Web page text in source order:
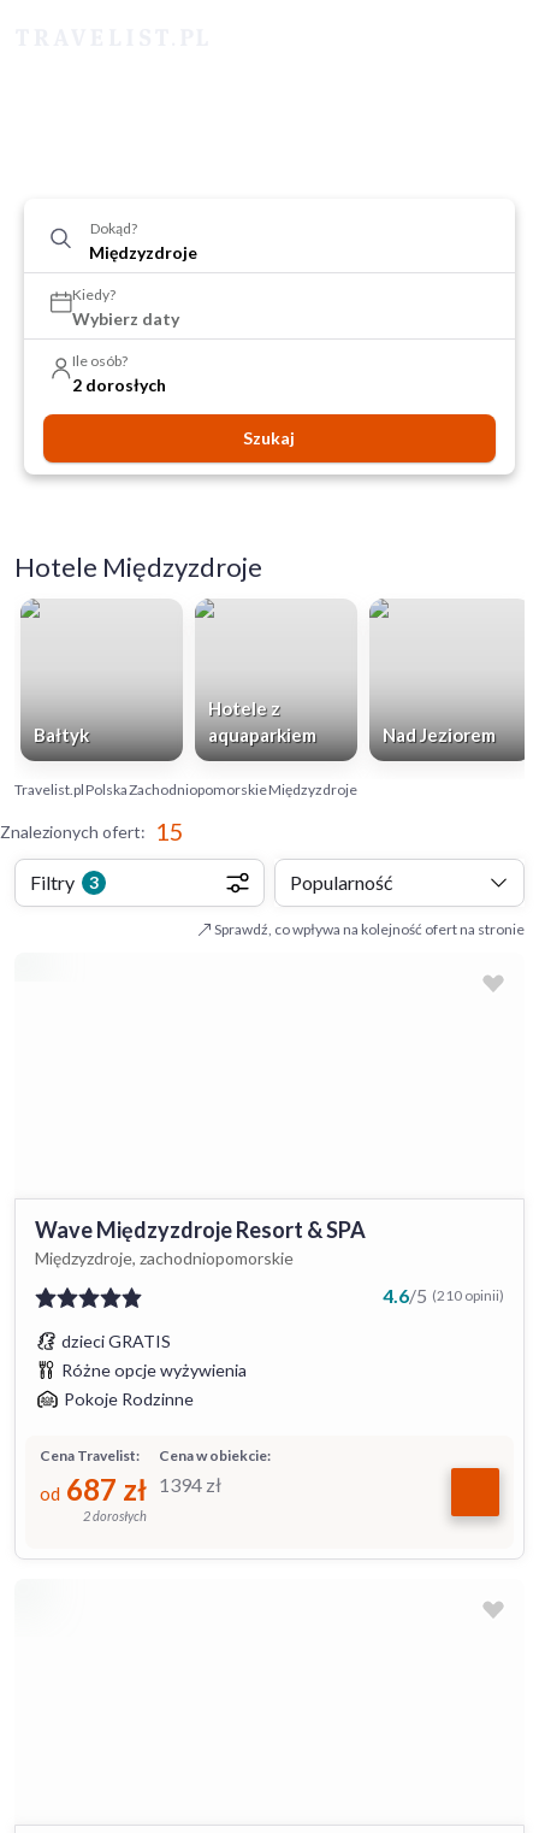
Dokąd?
Kiedy?
Wybierz daty
Ile osób?
2 dorosłych
Szukaj
Hotele Międzyzdroje
Bałtyk
Hotele z
aquaparkiem
Nad Jeziorem
Travelist.plPolskaZachodniopomorskieMiędzyzdroje
Znalezionych ofert: 15
Filtry 3 Popularność
Sprawdź, co wpływa na kolejność ofert na stronie
Wave Międzyzdroje Resort & SPA
Międzyzdroje, zachodniopomorskie
4.6/5 (210 opinii)
dzieci GRATIS
Różne opcje wyżywienia
Pokoje Rodzinne
Cena w obiekcie:
1394 zł
Cena Travelist:
od 687 zł
2 dorosłych